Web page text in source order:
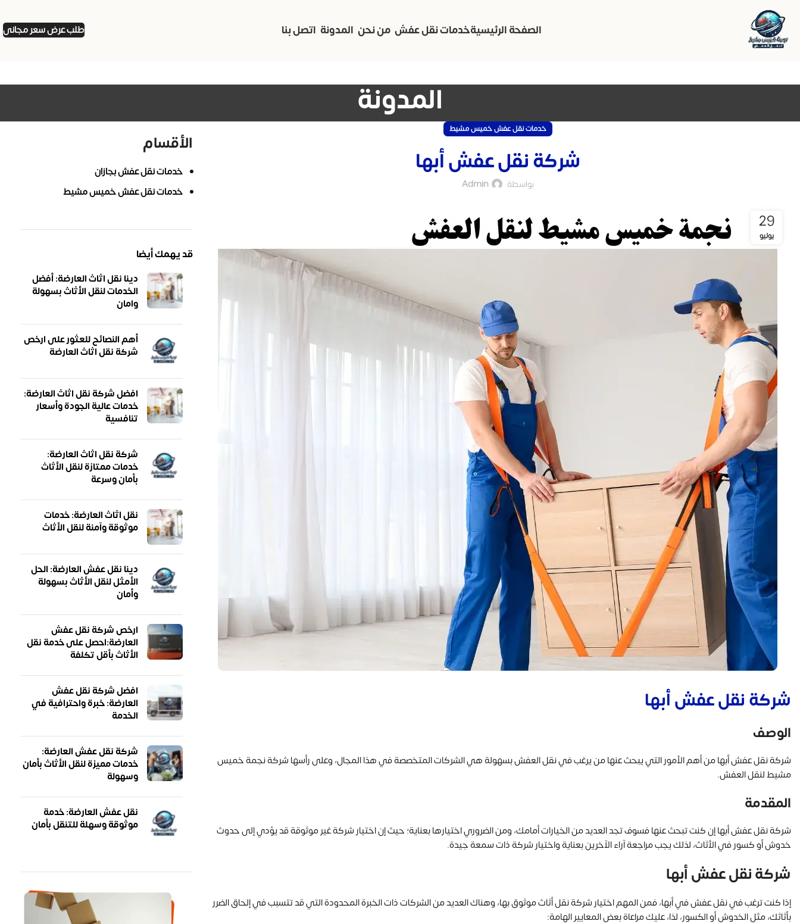
الصفحة الرئيسيةخدمات نقل عفش من نحن المدونة اتصل بنا طلب عرض سعر مجانى
المدونة
خدمات نقل عفش خميس مشيط
شركة نقل عفش أبها
بواسطة Admin
29
يوليو
شركة نقل عفش أبها
الوصف
شركة نقل عفش أبها من أهم الأمور التي يبحث عنها من يرغب في نقل العفش بسهولة هي الشركات المتخصصة في هذا المجال، وعلى رأسها شركة نجمة خميس
مشيط لنقل العفش.
المقدمة
شركة نقل عفش أبها إن كنت تبحث عنها فسوف تجد العديد من الخيارات أمامك، ومن الضروري اختيارها بعناية؛ حيث إن اختيار شركة غير موثوقة قد يؤدي إلى حدوث
خدوش أو كسور في الأثاث، لذلك يجب مراجعة آراء الآخرين بعناية واختيار شركة ذات سمعة جيدة.
شركة نقل عفش أبها
إذا كنت ترغب في نقل عفش في أبها، فمن المهم اختيار شركة نقل أثاث موثوق بها، وهناك العديد من الشركات ذات الخبرة المحدودة التي قد تتسبب في إلحاق الضرر
بأثاثك، مثل الخدوش أو الكسور، لذا، عليك مراعاة بعض المعايير الهامة:
الأقسام
خدمات نقل عفش بجازان
خدمات نقل عفش خميس مشيط
قد يهمك أيضا
دينا نقل اثاث العارضة: أفضل
الخدمات لنقل الأثاث بسهولة
وامان
أهم النصائح للعثور على ارخص
شركة نقل اثاث العارضة
افضل شركة نقل اثاث العارضة:
خدمات عالية الجودة وأسعار
تنافسية
شركة نقل اثاث العارضة:
خدمات ممتازة لنقل الأثاث
بأمان وسرعة
نقل اثاث العارضة: خدمات
موثوقة وآمنة لنقل الأثاث
دينا نقل عفش العارضة: الحل
الأمثل لنقل الأثاث بسهولة
وأمان
ارخص شركة نقل عفش
العارضة:احصل على خدمة نقل
الأثاث بأقل تكلفة
افضل شركة نقل عفش
العارضة: خبرة واحترافية في
الخدمة
شركة نقل عفش العارضة:
خدمات مميزة لنقل الأثاث بأمان
وسهولة
نقل عفش العارضة: خدمة
موثوقة وسهلة للتنقل بأمان